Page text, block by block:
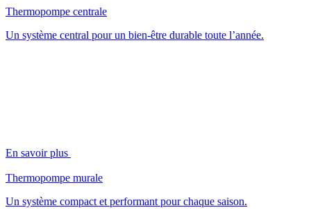
Thermopompe centrale
Un système central pour un bien-être durable toute l’année.
En savoir plus
Thermopompe murale
Un système compact et performant pour chaque saison.